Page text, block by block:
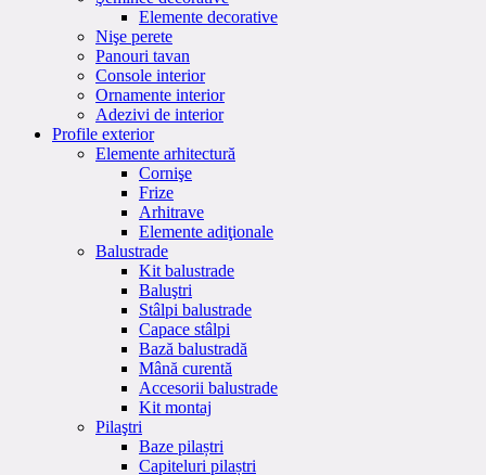
Elemente decorative
Nişe perete
Panouri tavan
Console interior
Ornamente interior
Adezivi de interior
Profile exterior
Elemente arhitectură
Cornişe
Frize
Arhitrave
Elemente adiţionale
Balustrade
Kit balustrade
Baluştri
Stâlpi balustrade
Capace stâlpi
Bază balustradă
Mână curentă
Accesorii balustrade
Kit montaj
Pilaştri
Baze pilaștri
Capiteluri pilaștri